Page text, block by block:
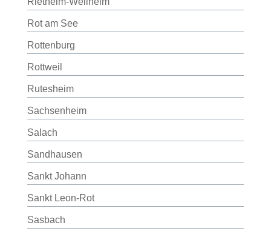
Rot am See
Rottenburg
Rottweil
Rutesheim
Sachsenheim
Salach
Sandhausen
Sankt Johann
Sankt Leon-Rot
Sasbach